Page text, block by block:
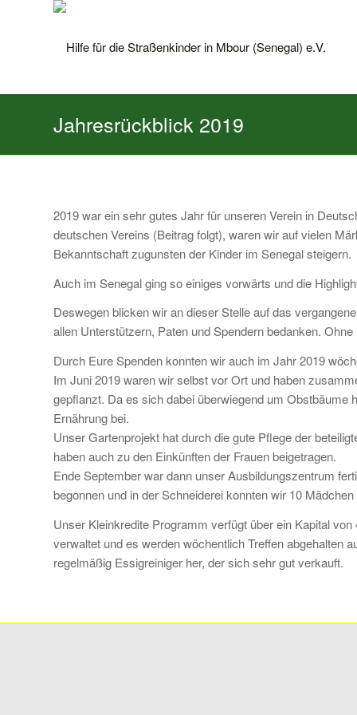
Jahresrückblick 2019
2019 war ein sehr gutes Jahr für unseren Verein in
deutschen Vereins (Beitrag folgt), waren wir auf vielen
Bekanntschaft zugunsten der Kinder im Senegal steigern.
Auch im Senegal ging so einiges vorwärts und die
Deswegen blicken wir an dieser Stelle auf das
allen Unterstützern, Paten und Spendern bedanken.
Durch Eure Spenden konnten wir auch im Jahr 2019
Im Juni 2019 waren wir selbst vor Ort und haben
gepflanzt. Da es sich dabei überwiegend um Obstbäume
Ernährung bei.
Unser Gartenprojekt hat durch die gute Pflege der
haben auch zu den Einkünften der Frauen beigetragen.
Ende September war dann unser Ausbildungszentrum
begonnen und in der Schneiderei konnten wir 10
Unser Kleinkredite Programm verfügt über ein Kapital
verwaltet und es werden wöchentlich Treffen abgehalten
regelmäßig Essigreiniger her, der sich sehr gut verkauft.